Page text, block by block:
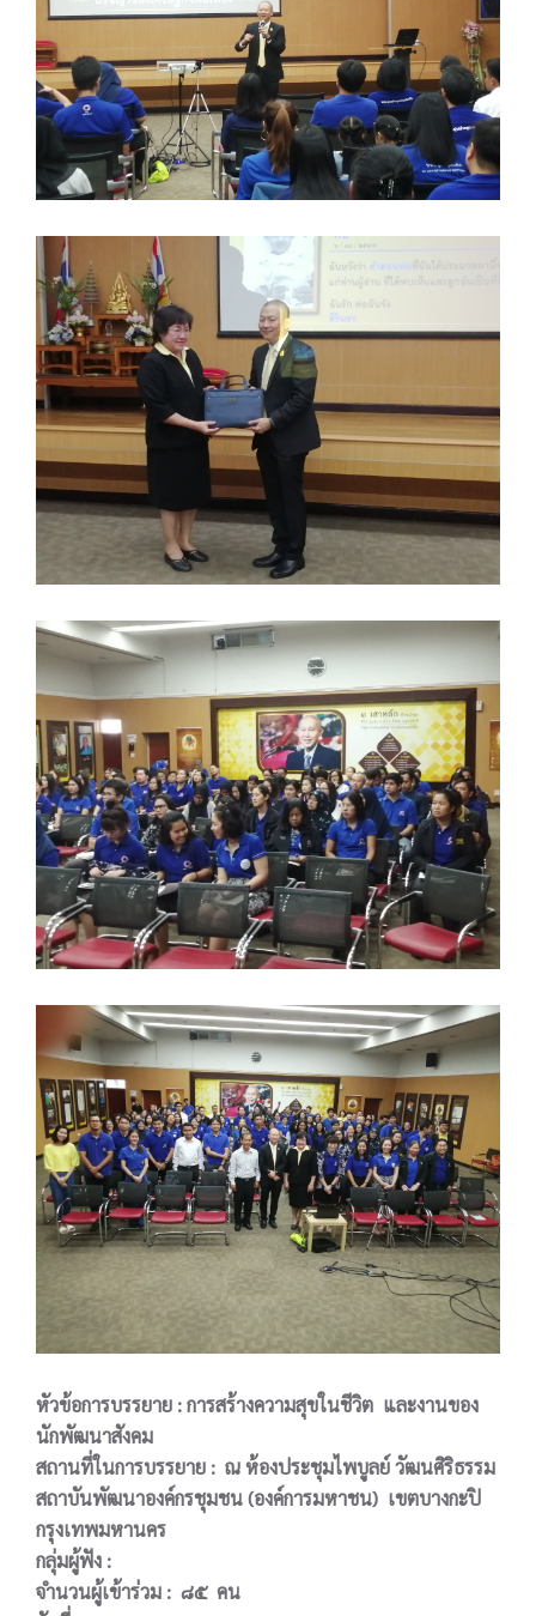
หัวข้อการบรรยาย : การสร้างความสุขในชีวิต และงานของ
นักพัฒนาสังคม
สถานที่ในการบรรยาย : ณ ห้องประชุมไพบูลย์ วัฒนศิริธรรม
สถาบันพัฒนาองค์กรชุมชน (องค์การมหาชน) เขตบางกะปิ
กรุงเทพมหานคร
กลุ่มผู้ฟัง :
จำนวนผู้เข้าร่วม : ๘๕ คน